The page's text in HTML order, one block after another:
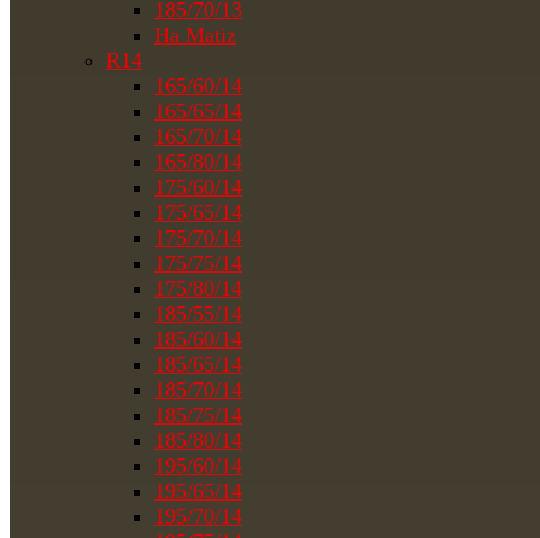
185/70/13
На Matiz
R14
165/60/14
165/65/14
165/70/14
165/80/14
175/60/14
175/65/14
175/70/14
175/75/14
175/80/14
185/55/14
185/60/14
185/65/14
185/70/14
185/75/14
185/80/14
195/60/14
195/65/14
195/70/14